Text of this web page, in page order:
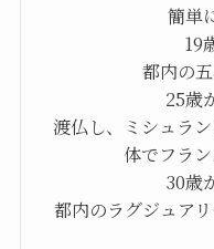
簡単
19
都内の
25歳
渡仏し、ミシュラ
体でフラ
30歳
都内のラグジュア